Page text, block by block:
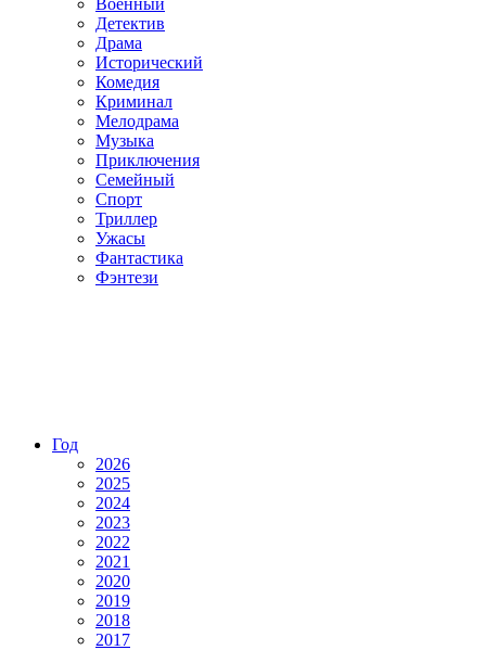
Военный
Детектив
Драма
Исторический
Комедия
Криминал
Мелодрама
Музыка
Приключения
Семейный
Спорт
Триллер
Ужасы
Фантастика
Фэнтези
Год
2026
2025
2024
2023
2022
2021
2020
2019
2018
2017